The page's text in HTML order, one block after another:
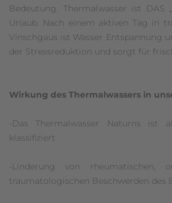
Bedeutung. Thermalwasser ist DAS
Urlaub. Nach einem aktiven Tag in
Vinschgaus ist Wasser Entspannung
der Stressreduktion und sorgt für
Wirkung des Thermalwassers in
-Das Thermalwasser Naturns ist
klassifiziert.
-Linderung von rheumatischen,
traumatologischen Beschwerden des